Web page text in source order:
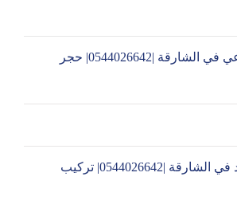
تركيب حجر صناعي في الشارقة |0544026642| حجر
تركيب جبس بورد في الشارقة |0544026642| تركيب